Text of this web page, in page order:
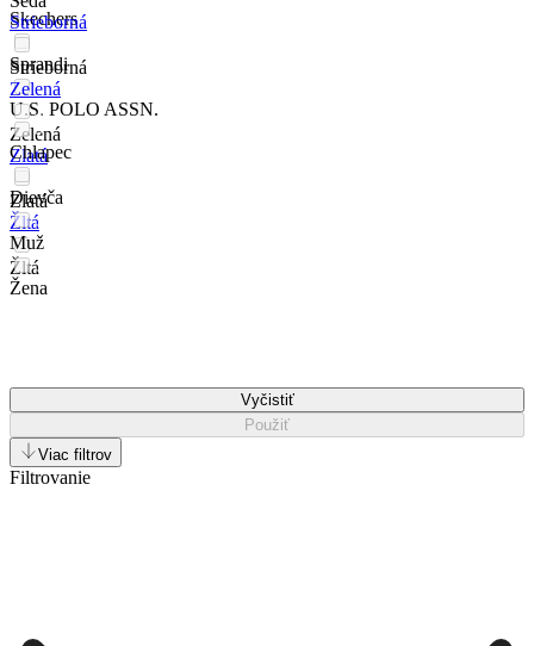
Skechers
Sprandi
U.S. POLO ASSN.
Strieborná
Strieborná
Zelená
Zelená
Zlatá
Zlatá
Žltá
Žltá
Chlapec
Dievča
Muž
Žena
Vyčistiť
Použiť
Viac filtrov
Filtrovanie